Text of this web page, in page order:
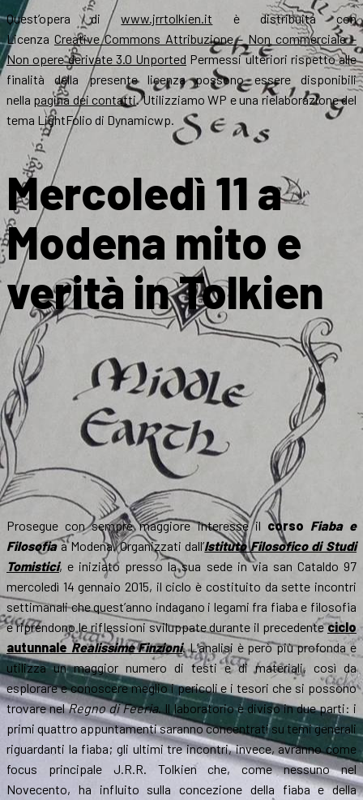
Quest’opera diwww.jrrtolkien.it è distribuita con
Licenza Creative Commons Attribuzione – Non commerciale –
Non opere derivate 3.0 Unported Permessi ulteriori rispetto alle
finalità della presente licenza possono essere disponibili
nella pagina dei contatti. Utilizziamo WP e una rielaborazione del
tema LightFolio di Dynamicwp.
Mercoledì 11 a
Modena mito e
verità in Tolkien
Prosegue con sempre maggiore interesse il corso Fiaba e
Filosofiaa Modena. Organizzati dall’Istituto Filosofico di Studi
Tomistici, e iniziato presso la sua sede in via san Cataldo 97
mercoledì 14 gennaio 2015, il ciclo è costituito da sette incontri
settimanali che quest’anno indagano i legami fra fiaba e filosofia
e riprendono le riflessioni sviluppate durante il precedenteciclo
autunnale Realissime Finzioni. L’analisi è però più profonda e
utilizza un maggior numero di testi e di materiali, così da
esplorare e conoscere meglio i pericoli e i tesori che si possono
trovare nelRegno di Feeria. Il laboratorio è diviso in due parti: i
primi quattro appuntamenti saranno concentrati su temi generali
riguardanti la fiaba; gli ultimi tre incontri, invece, avranno come
focus principale J.R.R. Tolkien che, come nessuno nel
Novecento, ha influito sulla concezione della fiaba e della